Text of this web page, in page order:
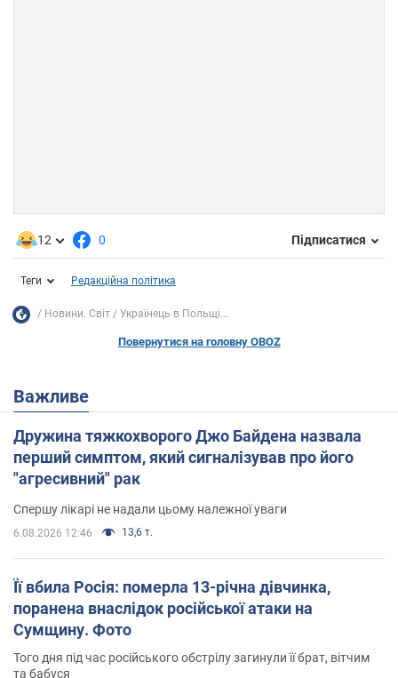
12 0 Підписатися
Теги Редакційна політика
Новини. Світ Українець в Польщі...
Повернутися на головну OBOZ
Важливе
Дружина тяжкохворого Джо Байдена назвала
перший симптом, який сигналізував про його
"агресивний" рак
Спершу лікарі не надали цьому належної уваги
6.08.2026 12:46 13,6 т.
Її вбила Росія: померла 13-річна дівчинка,
поранена внаслідок російської атаки на
Сумщину. Фото
Того дня під час російського обстрілу загинули її брат, вітчим
та бабуся